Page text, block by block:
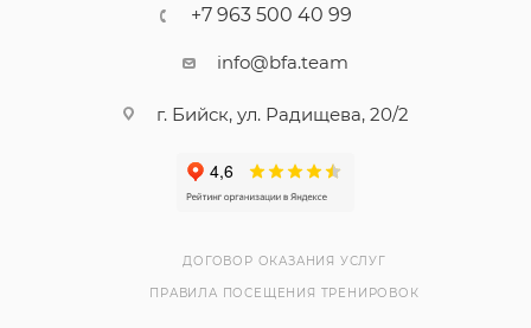
+7 963 500 40 99
info@bfa.team
г. Бийск, ул. Радищева, 20/2
ДОГОВОР ОКАЗАНИЯ УСЛУГ
ПРАВИЛА ПОСЕЩЕНИЯ ТРЕНИРОВОК